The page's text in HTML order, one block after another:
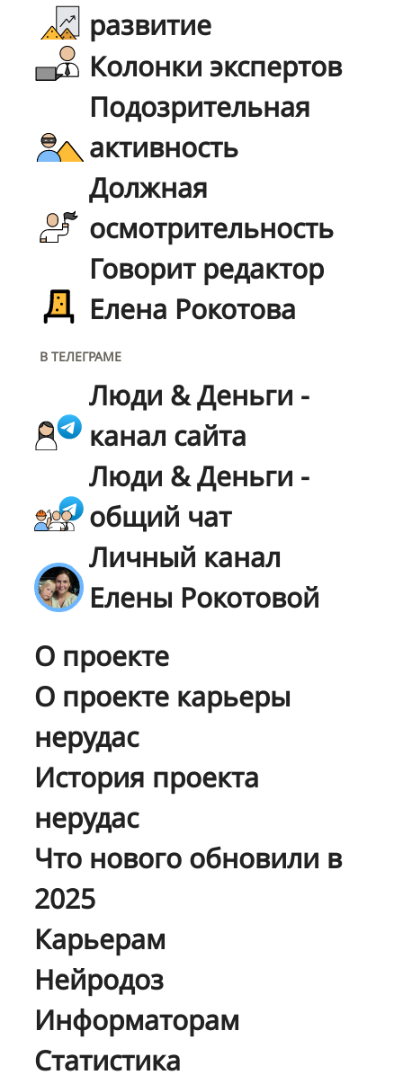
развитие
Колонки экспертов
Подозрительная
активность
Должная
осмотрительность
Говорит редактор
Елена Рокотова
В ТЕЛЕГРАМЕ
Люди & Деньги -
канал сайта
Люди & Деньги -
общий чат
Личный канал
Елены Рокотовой
О проекте
О проекте карьеры
нерудас
История проекта
нерудас
Что нового обновили в
2025
Карьерам
Нейродоз
Информаторам
Статистика